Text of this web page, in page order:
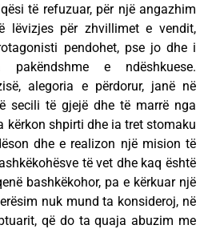
të refuzuar, për një angazhim
lëvizjes për zhvillimet e vendit,
pendohet, pse jo dhe i
e ndëshkuese.
alegoria e përdorur, janë në
secili të gjejë dhe të marrë nga
kërkon shpirti dhe ia tret stomaku
dhe e realizon një mision të
të vet dhe kaq është
bashkëkohor, pa e kërkuar një
nuk mund ta konsideroj, në
që do ta quaja abuzim me